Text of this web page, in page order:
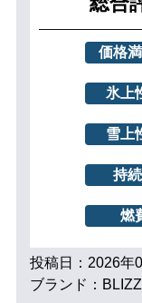
価格
氷上
雪上
持
燃
投稿日：2026年
ブランド：